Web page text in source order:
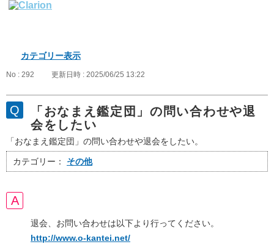
カテゴリー表示
No : 292 更新日時 : 2025/06/25 13:22
「おなまえ鑑定団」の問い合わせや退
会をしたい
「おなまえ鑑定団」の問い合わせや退会をしたい。
カテゴリー： その他
退会、お問い合わせは以下より行ってください。
http://www.o-kantei.net/